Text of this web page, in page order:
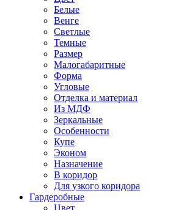
Белые
Венге
Светлые
Темные
Размер
Малогабаритные
Форма
Угловые
Отделка и материал
Из МДФ
Зеркальные
Особенности
Купе
Эконом
Назначение
В коридор
Для узкого коридора
Гардеробные
Цвет